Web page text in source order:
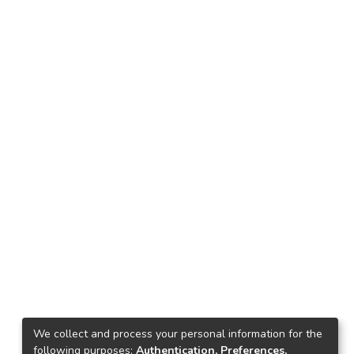
We collect and process your personal information for the
following purposes: Authentication, Preferences,